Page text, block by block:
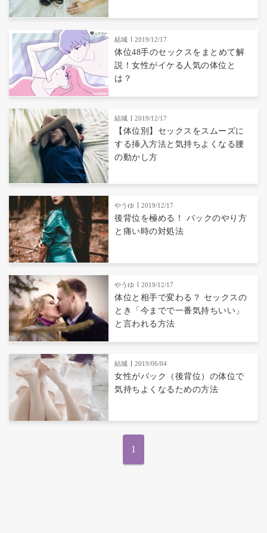
結城 2019/12/17
体位48手のセックスをまとめて解
説！女性がイケる人気の体位と
は？
結城 2019/12/17
【体位別】セックスをスムーズに
する挿入方法と気持ちよくなる腰
の動かし方
やうゆ 2019/12/17
後背位を極める！ バックのやり方
と痛い時の対処法
やうゆ 2019/12/17
体位と相手で変わる？ セックスの
とき「今までで一番気持ちいい」
と言われる方法
結城 2019/06/04
女性がバック（後背位）の体位で
気持ちよくなるための方法
1